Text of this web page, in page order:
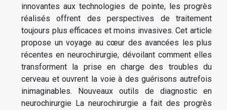
innovantes aux technologies de pointe, les progrès
réalisés offrent des perspectives de traitement
toujours plus efficaces et moins invasives. Cet article
propose un voyage au cœur des avancées les plus
récentes en neurochirurgie, dévoilant comment elles
transforment la prise en charge des troubles du
cerveau et ouvrent la voie à des guérisons autrefois
inimaginables. Nouveaux outils de diagnostic en
neurochirurgie La neurochirurgie a fait des progrès